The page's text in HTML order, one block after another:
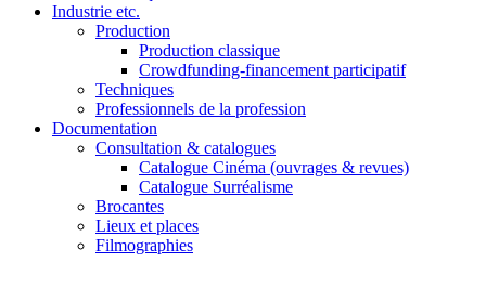
Industrie etc.
Production
Production classique
Crowdfunding-financement participatif
Techniques
Professionnels de la profession
Documentation
Consultation & catalogues
Catalogue Cinéma (ouvrages & revues)
Catalogue Surréalisme
Brocantes
Lieux et places
Filmographies